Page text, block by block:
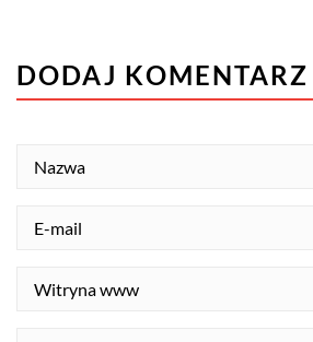
DODAJ KOMENTARZ